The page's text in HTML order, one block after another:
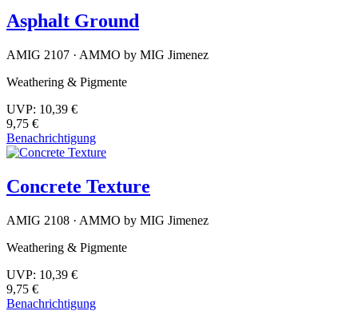
Asphalt Ground
AMIG 2107 · AMMO by MIG Jimenez
Weathering & Pigmente
UVP: 10,39 €
9,75 €
Benachrichtigung
Concrete Texture
AMIG 2108 · AMMO by MIG Jimenez
Weathering & Pigmente
UVP: 10,39 €
9,75 €
Benachrichtigung